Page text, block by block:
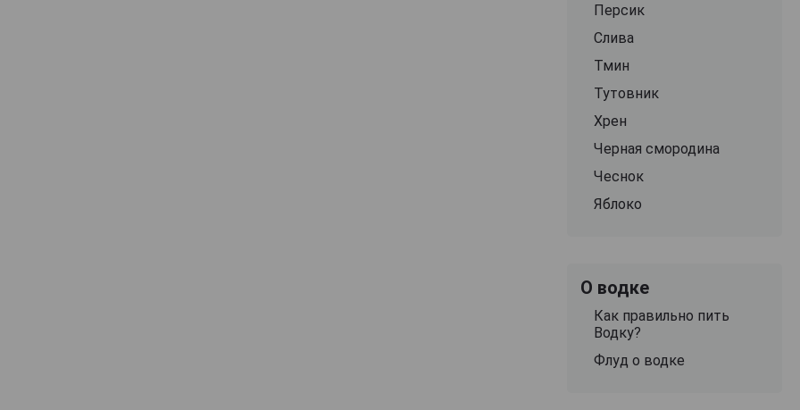
Персик
Слива
Тмин
Тутовник
Хрен
Черная смородина
Чеснок
Яблоко
О водке
Как правильно пить
Водку?
Флуд о водке